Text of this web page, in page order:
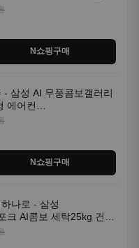
설치포함
N쇼핑구매
나로 - 삼성
크 AI콤보 세탁25kg 건조
N쇼핑구매
지털 - 삼성
크 AI콤보 세탁기건조기
급